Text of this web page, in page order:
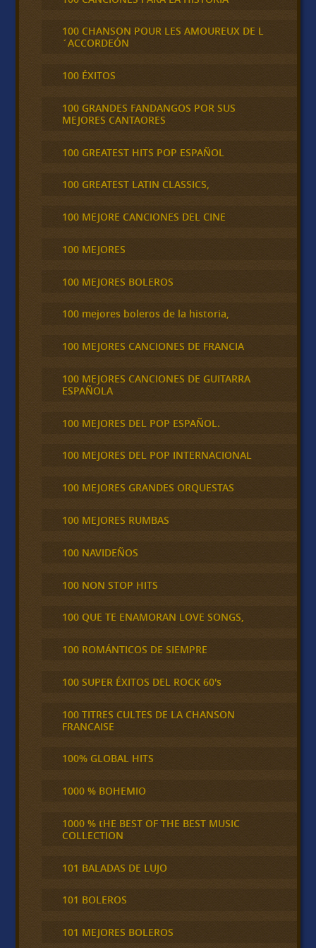
100 CHANSON POUR LES AMOUREUX DE L
´ACCORDEÓN
100 ÉXITOS
100 GRANDES FANDANGOS POR SUS
MEJORES CANTAORES
100 GREATEST HITS POP ESPAÑOL
100 GREATEST LATIN CLASSICS,
100 MEJORE CANCIONES DEL CINE
100 MEJORES
100 MEJORES BOLEROS
100 mejores boleros de la historia,
100 MEJORES CANCIONES DE FRANCIA
100 MEJORES CANCIONES DE GUITARRA
ESPAÑOLA
100 MEJORES DEL POP ESPAÑOL.
100 MEJORES DEL POP INTERNACIONAL
100 MEJORES GRANDES ORQUESTAS
100 MEJORES RUMBAS
100 NAVIDEÑOS
100 NON STOP HITS
100 QUE TE ENAMORAN LOVE SONGS,
100 ROMÁNTICOS DE SIEMPRE
100 SUPER ÉXITOS DEL ROCK 60's
100 TITRES CULTES DE LA CHANSON
FRANCAISE
100% GLOBAL HITS
1000 % BOHEMIO
1000 % tHE BEST OF THE BEST MUSIC
COLLECTION
101 BALADAS DE LUJO
101 BOLEROS
101 MEJORES BOLEROS